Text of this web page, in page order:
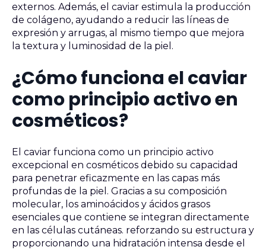
externos. Además, el caviar estimula la producción
de colágeno, ayudando a reducir las líneas de
expresión y arrugas, al mismo tiempo que mejora
la textura y luminosidad de la piel.
¿Cómo funciona el caviar
como principio activo en
cosméticos?
El caviar funciona como un principio activo
excepcional en cosméticos debido su capacidad
para penetrar eficazmente en las capas más
profundas de la piel. Gracias a su composición
molecular, los aminoácidos y ácidos grasos
esenciales que contiene se integran directamente
en las células cutáneas. reforzando su estructura y
proporcionando una hidratación intensa desde el